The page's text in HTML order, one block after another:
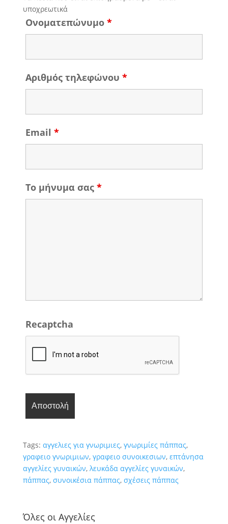
υποχρεωτικά
Ονοματεπώνυμο *
Αριθμός τηλεφώνου *
Email *
Το μήνυμα σας *
Recaptcha
Tags: αγγελιες για γνωριμιες, γνωριμίες πάππας,
γραφειο γνωριμιων, γραφειο συνοικεσιων, επτάνησα
αγγελίες γυναικών, λευκάδα αγγελίες γυναικών,
πάππας, συνοικέσια πάππας, σχέσεις πάππας
Όλες οι Αγγελίες